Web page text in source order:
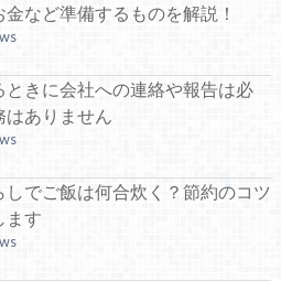
など準備するものを解説！
ときに会社への連絡や報告は必
ありません
しでご飯は何合炊く？節約のコツ
ます